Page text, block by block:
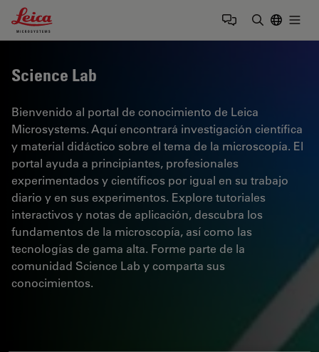
Leica Microsystems Logo
Science Lab
Bienvenido al portal de conocimiento de Leica
Microsystems. Aquí encontrará investigación científica
y material didáctico sobre el tema de la microscopía. El
portal ayuda a principiantes, profesionales
experimentados y científicos por igual en su trabajo
diario y en sus experimentos. Explore tutoriales
interactivos y notas de aplicación, descubra los
fundamentos de la microscopía, así como las
tecnologías de gama alta. Forme parte de la
comunidad Science Lab y comparta sus
conocimientos.